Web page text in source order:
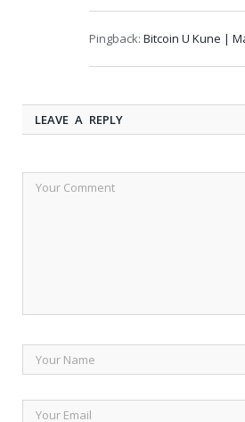
Pingback: Bitcoin U Kune |
LEAVE A REPLY